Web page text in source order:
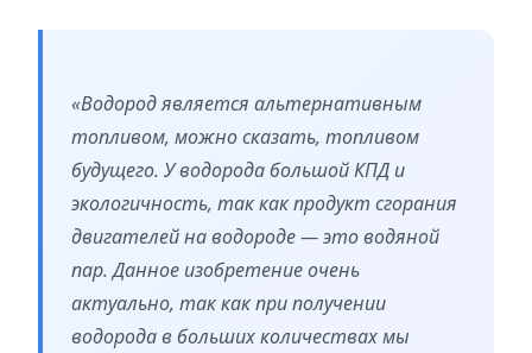
«Водород является альтернативным
топливом, можно сказать, топливом
будущего. У водорода большой КПД и
экологичность, так как продукт сгорания
двигателей на водороде — это водяной
пар. Данное изобретение очень
актуально, так как при получении
водорода в больших количествах мы